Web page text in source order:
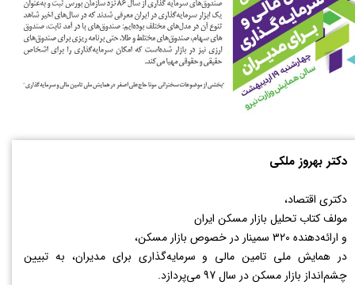
دکتر بهروز ملکی
دکتری اقتصاد،
مولف کتاب تحلیل بازار مسکن ایران
و ارائه‌دهنده ۳۲۰ سمینار در خصوص بازار مسکن،
در همایش ملی تامین مالی و سرمایه‌گذاری برای مدیران، به تبیین
چشم‌انداز بازار مسکن در سال 97 می‌پردازد.​​​​​​​